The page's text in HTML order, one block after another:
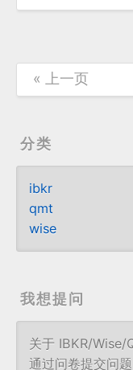
« 上一页
分类
ibkr
qmt
wise
我想提问
关于 IBKR/Wise/
通过问卷提交问